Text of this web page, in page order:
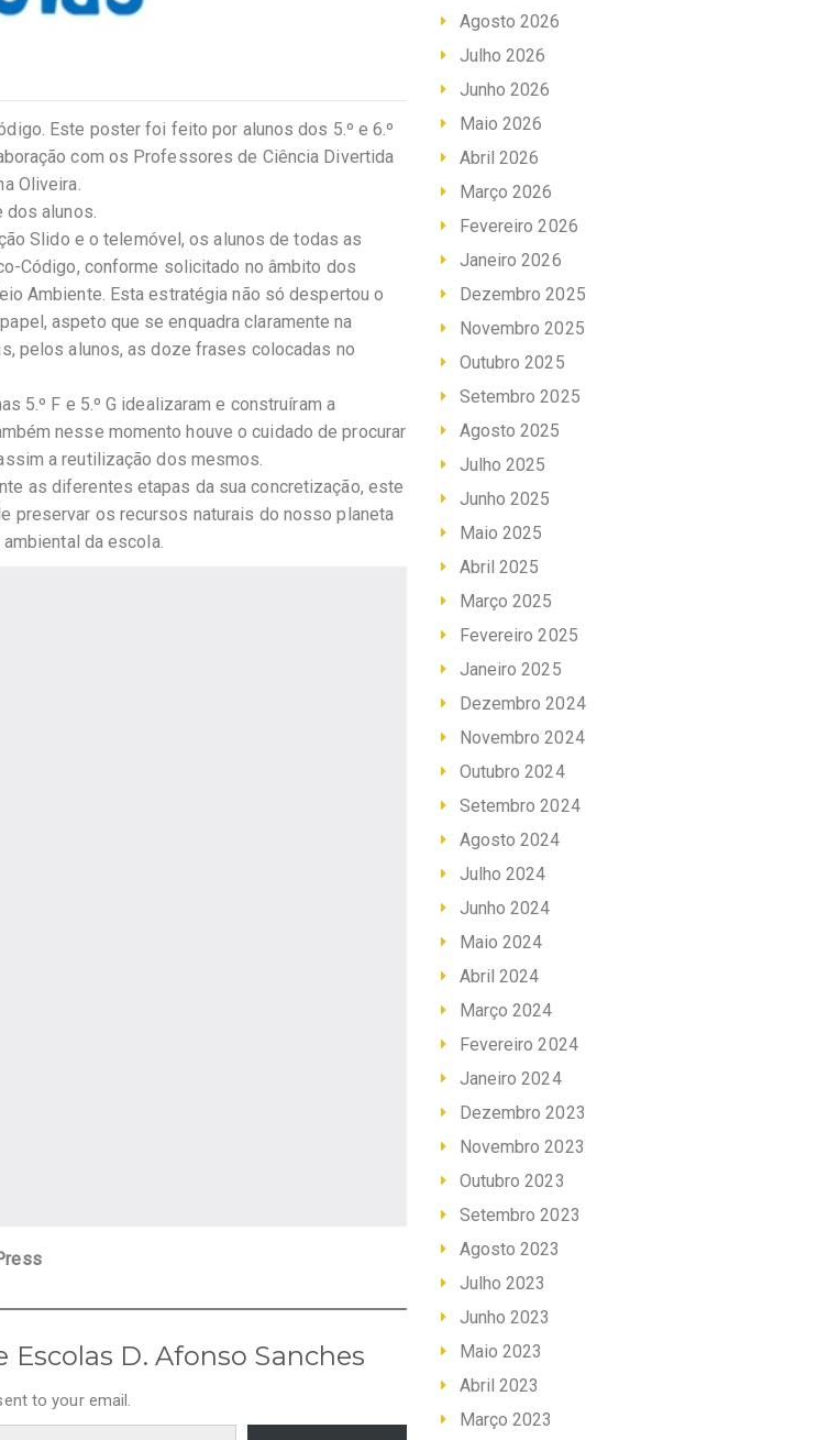
Este poster foi feito por alunos dos 5.º e 6.º
com os Professores de Ciência Divertida
Oliveira.
dos alunos.
Slido e o telemóvel, os alunos de todas as
Código, conforme solicitado no âmbito dos
Ambiente. Esta estratégia não só despertou o
aspeto que se enquadra claramente na
pelos alunos, as doze frases colocadas no
5.º F e 5.º G idealizaram e construíram a
nesse momento houve o cuidado de procurar
a reutilização dos mesmos.
as diferentes etapas da sua concretização, este
preservar os recursos naturais do nosso planeta
da escola.
D. Afonso Sanches
to your email.
Agosto 2026
Julho 2026
Junho 2026
Maio 2026
Abril 2026
Março 2026
Fevereiro 2026
Janeiro 2026
Dezembro 2025
Novembro 2025
Outubro 2025
Setembro 2025
Agosto 2025
Julho 2025
Junho 2025
Maio 2025
Abril 2025
Março 2025
Fevereiro 2025
Janeiro 2025
Dezembro 2024
Novembro 2024
Outubro 2024
Setembro 2024
Agosto 2024
Julho 2024
Junho 2024
Maio 2024
Abril 2024
Março 2024
Fevereiro 2024
Janeiro 2024
Dezembro 2023
Novembro 2023
Outubro 2023
Setembro 2023
Agosto 2023
Julho 2023
Junho 2023
Maio 2023
Abril 2023
Março 2023